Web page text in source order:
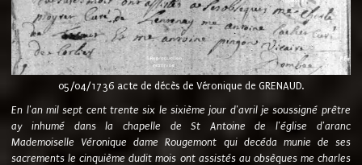
05/04/1736 acte de décès de Véronique de GRENAUD.
En l'an mil sept cent trente six le sixième jour d'avril je soussigné prêtre
ay inhumé dans la chapelle de St Antoine de l'église d'aranc
Mademoiselle Véronique dame Rougemont qui decéda munie de ses
sacrements le cinquième dudit mois ont assistés au obsèques me charles